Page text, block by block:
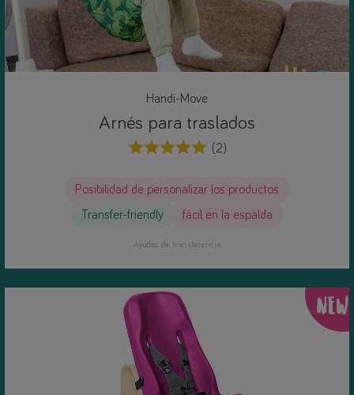
Handi-Move
Arnés para traslados
(2)
Posibilidad de personalizar los productos
Transfer-friendly
fácil en la espalda
Ayudas de transferencia
NEW